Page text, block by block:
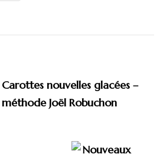
Carottes nouvelles glacées –
méthode Joël Robuchon